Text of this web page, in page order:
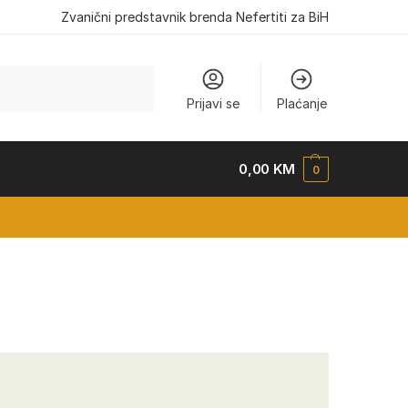
Zvanični predstavnik brenda Nefertiti za BiH
Prijavi se Plaćanje
0,00 KM 0